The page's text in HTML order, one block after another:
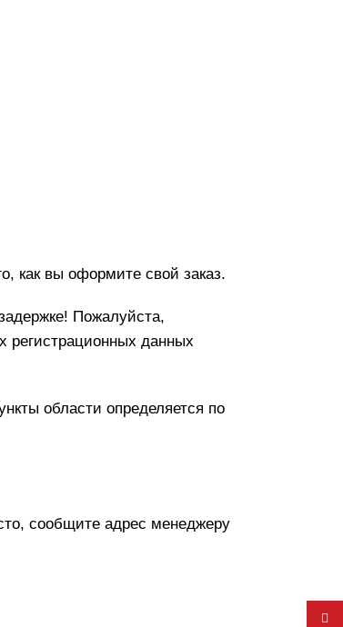
как вы оформите свой заказ.
Пожалуйста,
регистрационных данных
области определяется по
сообщите адрес менеджеру